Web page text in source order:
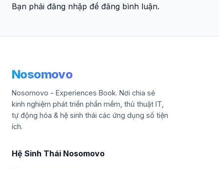
Bạn phải đăng nhập để đăng bình luận.
Nosomovo
Nosomovo - Experiences Book. Nơi chia sẻ
kinh nghiệm phát triển phần mềm, thủ thuật IT,
tự động hóa & hệ sinh thái các ứng dụng số tiện
ích.
Hệ Sinh Thái Nosomovo